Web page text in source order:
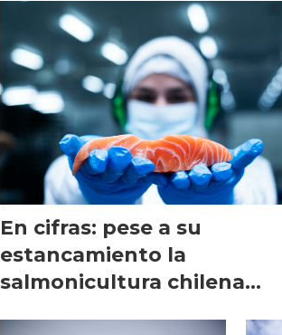
En cifras: pese a su
estancamiento la
salmonicultura chilena